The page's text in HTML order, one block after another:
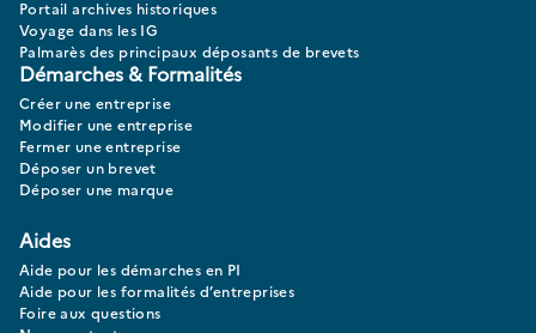
Portail archives historiques
Voyage dans les IG
Palmarès des principaux déposants de brevets
Démarches & Formalités
Créer une entreprise
Modifier une entreprise
Fermer une entreprise
Déposer un brevet
Déposer une marque
Aides
Aide pour les démarches en PI
Aide pour les formalités d’entreprises
Foire aux questions